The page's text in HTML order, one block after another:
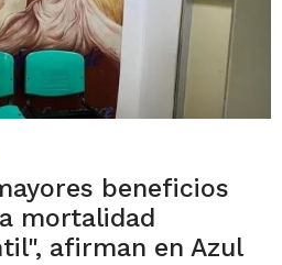
beneficios
mortalidad
afirman en Azul